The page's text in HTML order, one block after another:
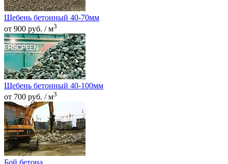
Щебень бетонный 40-70мм
от 900 руб. / м3
Щебень бетонный 40-100мм
от 700 руб. / м3